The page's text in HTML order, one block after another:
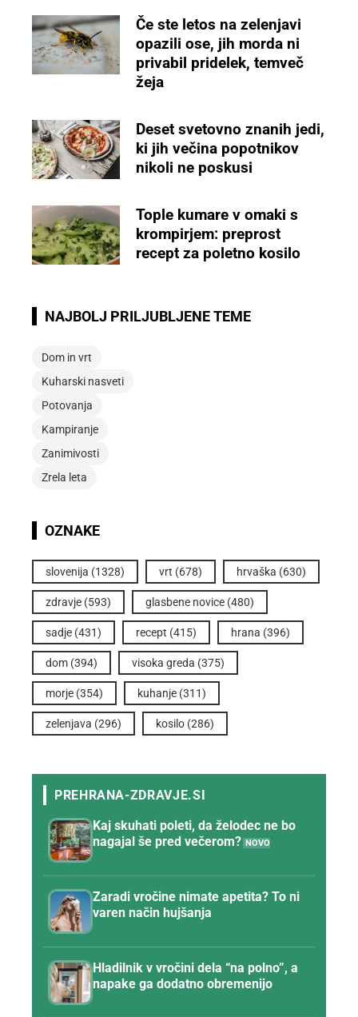
Če ste letos na zelenjavi
opazili ose, jih morda ni
privabil pridelek, temveč
žeja
Deset svetovno znanih jedi,
ki jih večina popotnikov
nikoli ne poskusi
Tople kumare v omaki s
krompirjem: preprost
recept za poletno kosilo
NAJBOLJ PRILJUBLJENE TEME
Dom in vrt
Kuharski nasveti
Potovanja
Kampiranje
Zanimivosti
Zrela leta
OZNAKE
slovenija (1328) vrt (678) hrvaška (630)
zdravje (593) glasbene novice (480)
sadje (431) recept (415) hrana (396)
dom (394) visoka greda (375)
morje (354) kuhanje (311)
zelenjava (296) kosilo (286)
Kaj skuhati poleti, da želodec ne bo
nagajal še pred večerom?
Zaradi vročine nimate apetita? To ni
varen način hujšanja
Hladilnik v vročini dela “na polno”, a
napake ga dodatno obremenijo